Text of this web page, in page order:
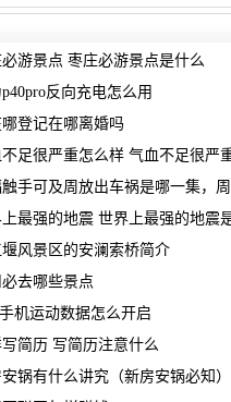
游景点 枣庄必游景点是什么
反向充电怎么用
登记在哪离婚吗
足很严重怎么样 气血不足很严
手可及周放出车祸是哪一集，
最强的地震 世界上最强的地震
风景区的安澜索桥简介
必去哪些景点
机运动数据怎么开启
简历 写简历注意什么
锅有什么讲究（新房安锅必知）